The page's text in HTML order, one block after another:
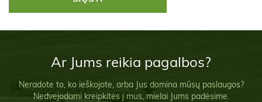
Ar Jums reikia pagalbos?
Neradote to, ko ieškojote, arba Jus domina mūsų paslaugos?
Nedvejodami kreipkitės į mus, mielai Jums padėsime.